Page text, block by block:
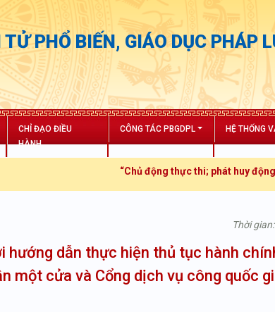
PHỔ BIẾN, GIÁO DỤC PHÁP
CHỈ ĐẠO ĐIỀU
HÀNH
CÔNG TÁC PBGDPL HỆ THỐNG
“Chủ động thực thi; phát huy động lực; tăng
Thời
dẫn thực hiện thủ tục hành
một cửa và Cổng dịch vụ công quốc